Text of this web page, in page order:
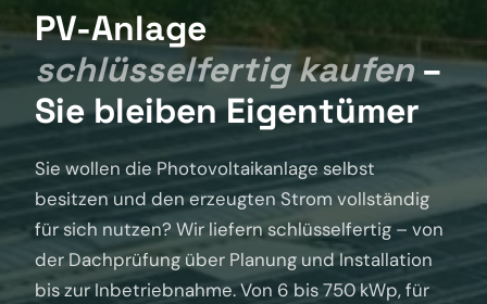
PV-Anlage
schlüsselfertig kaufen–
Sie bleiben Eigentümer
Sie wollen die Photovoltaikanlage selbst
besitzen und den erzeugten Strom vollständig
für sich nutzen? Wir liefern schlüsselfertig – von
der Dachprüfung über Planung und Installation
bis zur Inbetriebnahme. Von 6 bis 750 kWp, für